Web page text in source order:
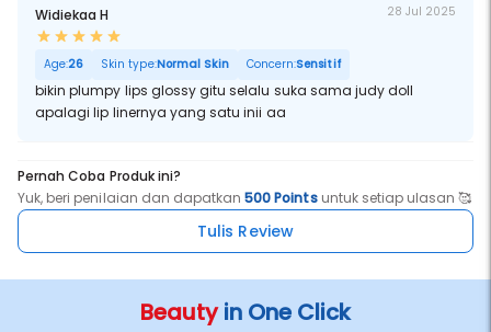
Widiekaa H 28 Jul 2025
Age:26 Skin type:Normal Skin Concern:Sensitif
bikin plumpy lips glossy gitu selalu suka sama judy doll
apalagi lip linernya yang satu inii aa
Pernah Coba Produk ini?
Yuk, beri penilaian dan dapatkan500 Pointsuntuk setiap ulasan 🥰
Tulis Review
Beautyin One Click